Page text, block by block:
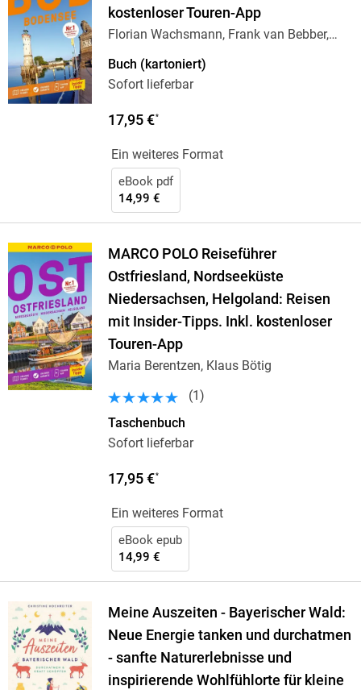
kostenloser Touren-App
Florian Wachsmann, Frank van Bebber,
Martina
Buch (kartoniert)
Sofort lieferbar
17,95 €*
Ein weiteres Format
eBook pdf
14,99 €
MARCO POLO Reiseführer
Ostfriesland, Nordseeküste
Niedersachsen, Helgoland: Reisen
mit Insider-Tipps. Inkl. kostenloser
Touren-App
Maria Berentzen, Klaus Bötig
(1 )
Taschenbuch
Sofort lieferbar
17,95 €*
Ein weiteres Format
eBook epub
14,99 €
Meine Auszeiten - Bayerischer Wald:
Neue Energie tanken und durchatmen
- sanfte Naturerlebnisse und
inspirierende Wohlfühlorte für kleine